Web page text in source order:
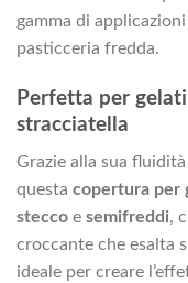
gamma di
pasticceria fredda.
Perfetta per
stracciatella
Grazie alla sua
questa copertura per
stecco e semifreddi,
croccante che esalta
ideale per creare